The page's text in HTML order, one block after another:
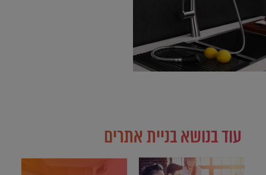
עוד בנושא בניית אתרים